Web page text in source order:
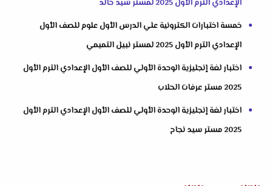
الإعدادي الترم الأول 2025 لمستر سيد خالد
خمسة اختبارات الكترونية علي الدرس الأول علوم للصف الأول
الإعدادي الترم الأول 2025 لمستر نبيل التميمي
اختبار لغة إنجليزية الوحدة الأولي للصف الأول الإعدادي الترم الأول
2025 مستر عرفات الحلاب
اختبار لغة إنجليزية الوحدة الأولي للصف الأول الإعدادي الترم الأول
2025 مستر سيد نجاح